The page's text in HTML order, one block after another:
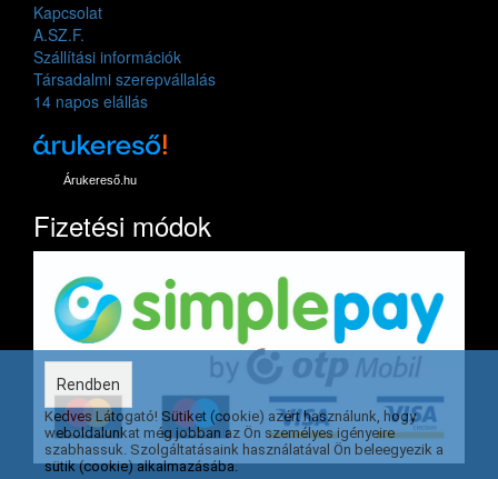
Kapcsolat
A.SZ.F.
Szállítási információk
Társadalmi szerepvállalás
14 napos elállás
Árukereső.hu
Fizetési módok
Rendben
Kedves Látogató! Sütiket (cookie) azért használunk, hogy
weboldalunkat még jobban az Ön személyes igényeire
szabhassuk. Szolgáltatásaink használatával Ön beleegyezik a
sütik (cookie) alkalmazásába.